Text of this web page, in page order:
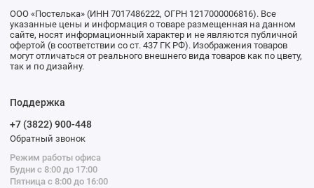
ООО «Постелька» (ИНН 7017486222, ОГРН 1217000006816). Все
указанные цены и информация о товаре размещенная на данном
сайте, носят информационный характер и не являются публичной
офертой (в соответствии со ст. 437 ГК РФ). Изображения товаров
могут отличаться от реального внешнего вида товаров как по цвету,
так и по дизайну.
Поддержка
+7 (3822) 900-448
Обратный звонок
Режим работы офиса
Будни с 8:00 до 17:00
Пятница с 8:00 до 16:00